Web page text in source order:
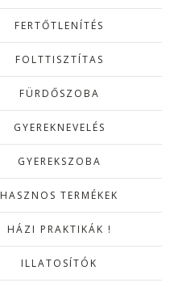
FERTŐTLENÍTÉS
FOLTTISZTÍTAS
FÜRDŐSZOBA
GYEREKNEVELÉS
GYEREKSZOBA
HASZNOS TERMÉKEK
HÁZI PRAKTIKÁK !
ILLATOSÍTÓK